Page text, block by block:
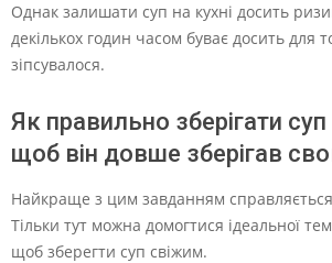
Однак залишати суп на кухні досить
декількох годин часом буває досить для
зіпсувалося.
Як правильно зберігати
щоб він довше зберігав
Найкраще з цим завданням
Тільки тут можна домогтися ідеальної
щоб зберегти суп свіжим.